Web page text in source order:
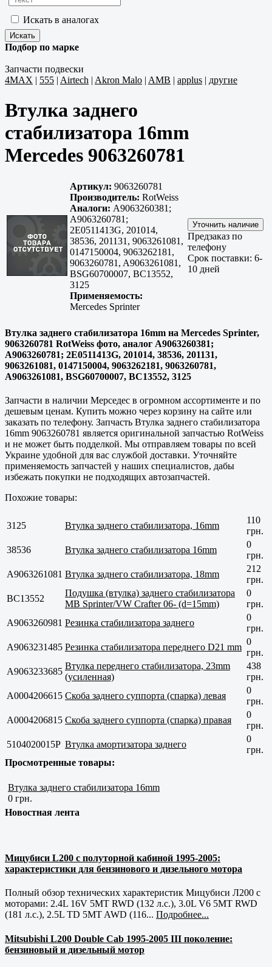
Искать в аналогах
Подбор по марке
Запчасти подвески
4MAX | 555 | Airtech | Akron Malo | AMB | applus | другие
Втулка заднего
стабилизатора 16mm
Mercedes 9063260781
Артикул: 9063260781
Производитель: RotWeiss
Аналоги: A9063260381;
A9063260781;
2E0511413G, 201014,
38536, 201131, 9063261081,
0147150004, 9063262181,
9063260781, A9063261081,
BSG60700007, BC13552,
3125
Применяемость:
Mercedes Sprinter
Предзаказ по
телефону
Срок поставки: 6-
10 дней
Втулка заднего стабилизатора 16mm на Mercedes Sprinter,
9063260781 RotWeiss фото, аналог A9063260381;
A9063260781; 2E0511413G, 201014, 38536, 201131,
9063261081, 0147150004, 9063262181, 9063260781,
A9063261081, BSG60700007, BC13552, 3125
Запчасти в наличии Мерседес в огромном ассортименте и по
дешевым ценам. Купить можно через корзину на сайте или
заказать по телефону. Запчасть Втулка заднего стабилизатора
16mm 9063260781 является оригинальной запчастью RotWeiss
и не может быть подделкой. Мы отправляем товары по всей
Украине удобной для вас службой доставки. Уточняйте
применяемость запчастей у наших специалистов, дабы
избежать покупки не подходящих автозапчастей.
Похожие товары:
3125 Втулка заднего стабилизатора, 16mm
110
грн.
38536
Втулка заднего стабилизатора 16mm
0
грн.
A9063261081 Втулка заднего стабилизатора, 18mm
212
грн.
BC13552
Подушка (втулка) заднего стабилизатора
MB Sprinter/VW Crafter 06- (d=15mm)
0
грн.
A9063260981 Резинка стабилизатора заднего
0
грн.
A9063231485 Резинка стабилизатора переднего D21 mm
0
грн.
A9063233685
Втулка переднего стабилизатора, 23mm
(усиленная)
438
грн.
A0004206615 Скоба заднего суппорта (спарка) левая
0
грн.
A0004206815 Скоба заднего суппорта (спарка) правая
0
грн.
5104020015P Втулка амортизатора заднего
0
грн.
Просмотренные товары:
Втулка заднего стабилизатора 16mm
0 грн.
Новостная лента
Мицубиси L200 с полуторной кабиной 1995-2005:
характеристики для бензинового и дизельного мотора
Полный обзор технических характеристик Мицубиси Л200 с
моторами: 2.4L 16V 5MT RWD (132 л.с.), 3.0L V6 5MT RWD
(181 л.с.), 2.5L TD 5MT AWD (116... Подробнее...
Mitsubishi L200 Double Cab 1995-2005 III поколение:
бензиновый и дизельный мотор